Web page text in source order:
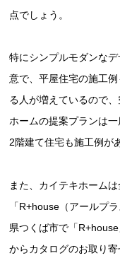
点でしょう。
特にシンプルモダンな
意で、平屋住宅の施工
る人が増えているので
ホームの提案プランは
2階建て住宅も施工例が
また、カイテキホーム
「R+house（アールプ
県つくば市で「
からカタログのお取り